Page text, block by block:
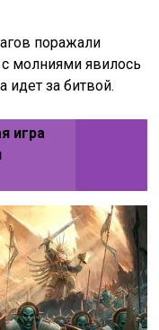
поражали
молниями явилось
идет за битвой.
игра